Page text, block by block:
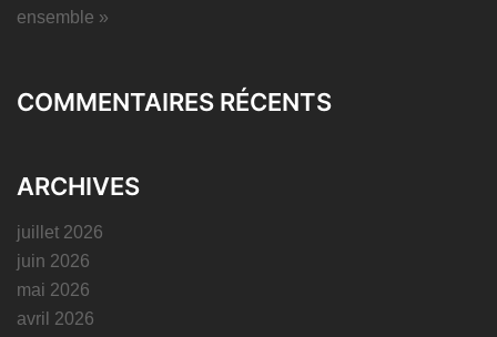
ensemble »
COMMENTAIRES RÉCENTS
ARCHIVES
juillet 2026
juin 2026
mai 2026
avril 2026